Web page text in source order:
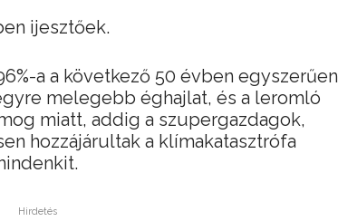
ijesztőek.
a a következő 50 évben egyszerűen
melegebb éghajlat, és a leromló
miatt, addig a szupergazdagok,
hozzájárultak a klímakatasztrófa
Hirdetés